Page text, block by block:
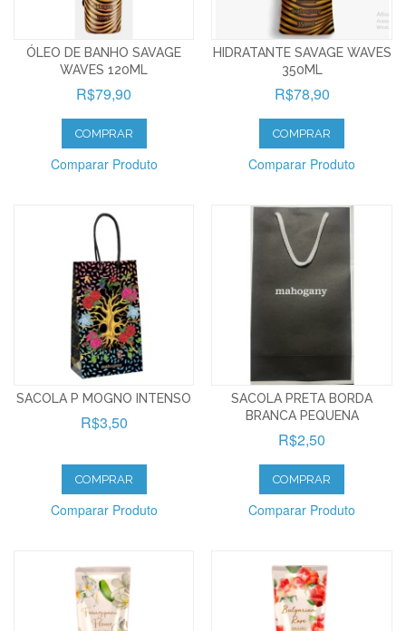
ÓLEO DE BANHO SAVAGE
WAVES 120ML
R$79,90
COMPRAR
Comparar Produto
HIDRATANTE SAVAGE WAVES
350ML
R$78,90
COMPRAR
Comparar Produto
SACOLA P MOGNO INTENSO
R$3,50
COMPRAR
Comparar Produto
SACOLA PRETA BORDA
BRANCA PEQUENA
R$2,50
COMPRAR
Comparar Produto